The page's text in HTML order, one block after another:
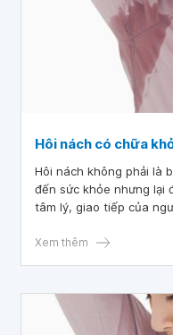
Hôi nách có chữa
Hôi nách không phải là
đến sức khỏe nhưng lại
tâm lý, giao tiếp của
Xem thêm